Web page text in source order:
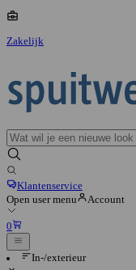
Zakelijk
Klantenservice
Open user menu
Account
0
In-/exterieur